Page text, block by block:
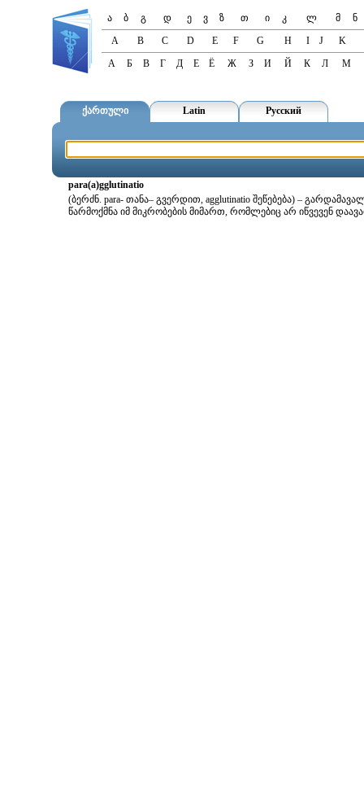
ა ბ გ დ ე ვ ზ თ ი კ ლ მ
ნ
A
B C D E F G H I J
K
А
Б В Г Д Е Ё Ж З И Й К Л М
ქართული Latin Русский
para(a)gglutinatio
(ბერძნ. para- თანა– გვერდით, agglutinatio შეწებება) –
წარმოქმნა იმ მიკრობების მიმართ, რომლებიც არ იწვევენ